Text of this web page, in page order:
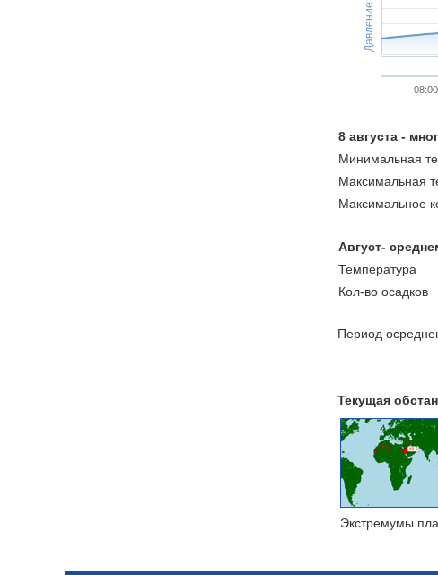
Давление
08:00
8 августа -
Минимальная
Максимальная
Максимальное
Август-
Температура
Кол-во осадков
Период
Текущая
Экстремумы